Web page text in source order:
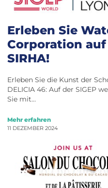
Erleben Sie
Corporation auf
SIRHA!
Erleben Sie die Kunst der
DELICIA 46: Auf der SIGEP
Sie mit…
Mehr erfahren
11 DEZEMBER 2024